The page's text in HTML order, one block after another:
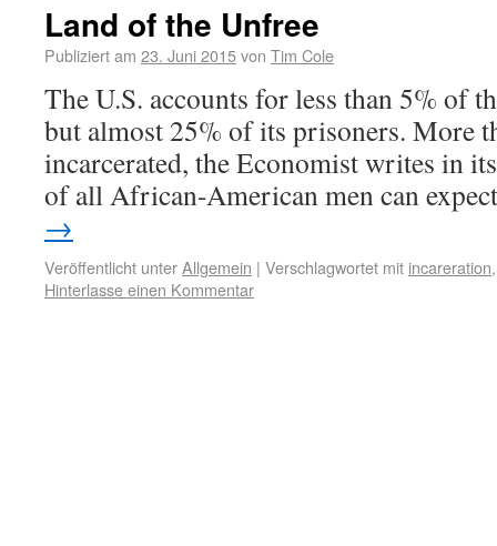
Land of the Unfree
Publiziert am 23. Juni 2015von Tim Cole
The U.S. accounts for less than 5% of
but almost 25% of its prisoners. More
incarcerated, the Economist writes in
of all African-American men can
→
Veröffentlicht unterAllgemein | Verschlagwortet mit incareration
Hinterlasse einen Kommentar